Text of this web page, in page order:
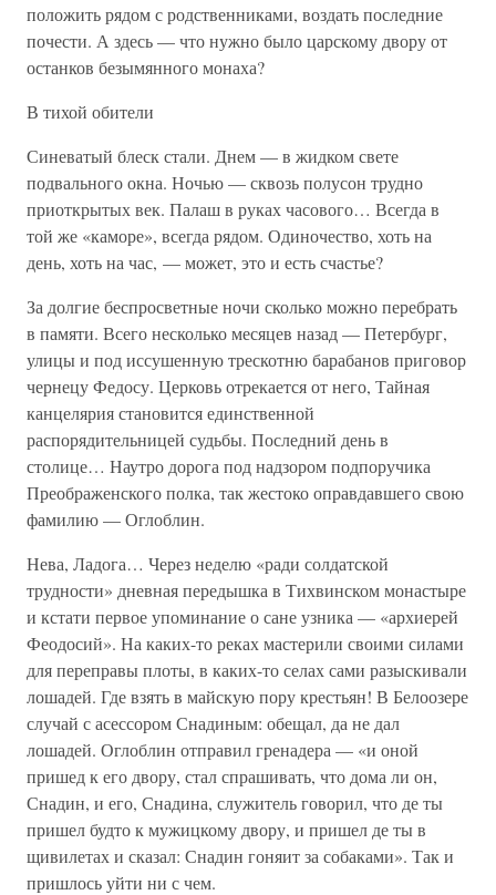
положить рядом с родственниками, воздать последние
почести. А здесь — что нужно было царскому двору от
останков безымянного монаха?
В тихой обители
Синеватый блеск стали. Днем — в жидком свете
подвального окна. Ночью — сквозь полусон трудно
приоткрытых век. Палаш в руках часового… Всегда в
той же «каморе», всегда рядом. Одиночество, хоть на
день, хоть на час, — может, это и есть счастье?
За долгие беспросветные ночи сколько можно перебрать
в памяти. Всего несколько месяцев назад — Петербург,
улицы и под иссушенную трескотню барабанов приговор
чернецу Федосу. Церковь отрекается от него, Тайная
канцелярия становится единственной
распорядительницей судьбы. Последний день в
столице… Наутро дорога под надзором подпоручика
Преображенского полка, так жестоко оправдавшего свою
фамилию — Оглоблин.
Нева, Ладога… Через неделю «ради солдатской
трудности» дневная передышка в Тихвинском монастыре
и кстати первое упоминание о сане узника — «архиерей
Феодосий». На каких-то реках мастерили своими силами
для переправы плоты, в каких-то селах сами разыскивали
лошадей. Где взять в майскую пору крестьян! В Белоозере
случай с асессором Снадиным: обещал, да не дал
лошадей. Оглоблин отправил гренадера — «и оной
пришед к его двору, стал спрашивать, что дома ли он,
Снадин, и его, Снадина, служитель говорил, что де ты
пришел будто к мужицкому двору, и пришел де ты в
щивилетах и сказал: Снадин гоняит за собаками». Так и
пришлось уйти ни с чем.